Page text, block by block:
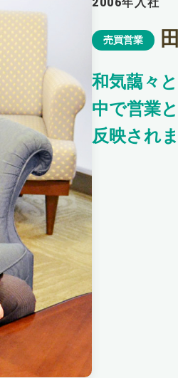
売買営業
和気藹々
中で営業
反映され